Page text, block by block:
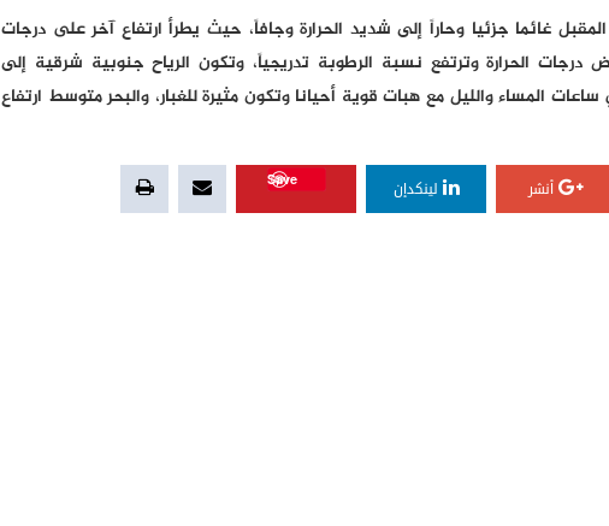
غائما جزئيا وحاراً إلى شديد الحرارة وجافاً، حيث يطرأ ارتفاع آخر على درجات
درجات الحرارة وترتفع نسبة الرطوبة تدريجياً، وتكون الرياح جنوبية شرقية إلى
المساء والليل مع هبات قوية أحيانا وتكون مثيرة للغبار، والبحر متوسط ارتفاع
أنشر لينكدإن
Save